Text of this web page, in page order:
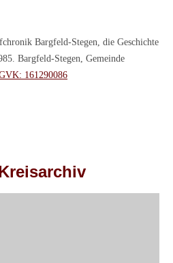
161290086